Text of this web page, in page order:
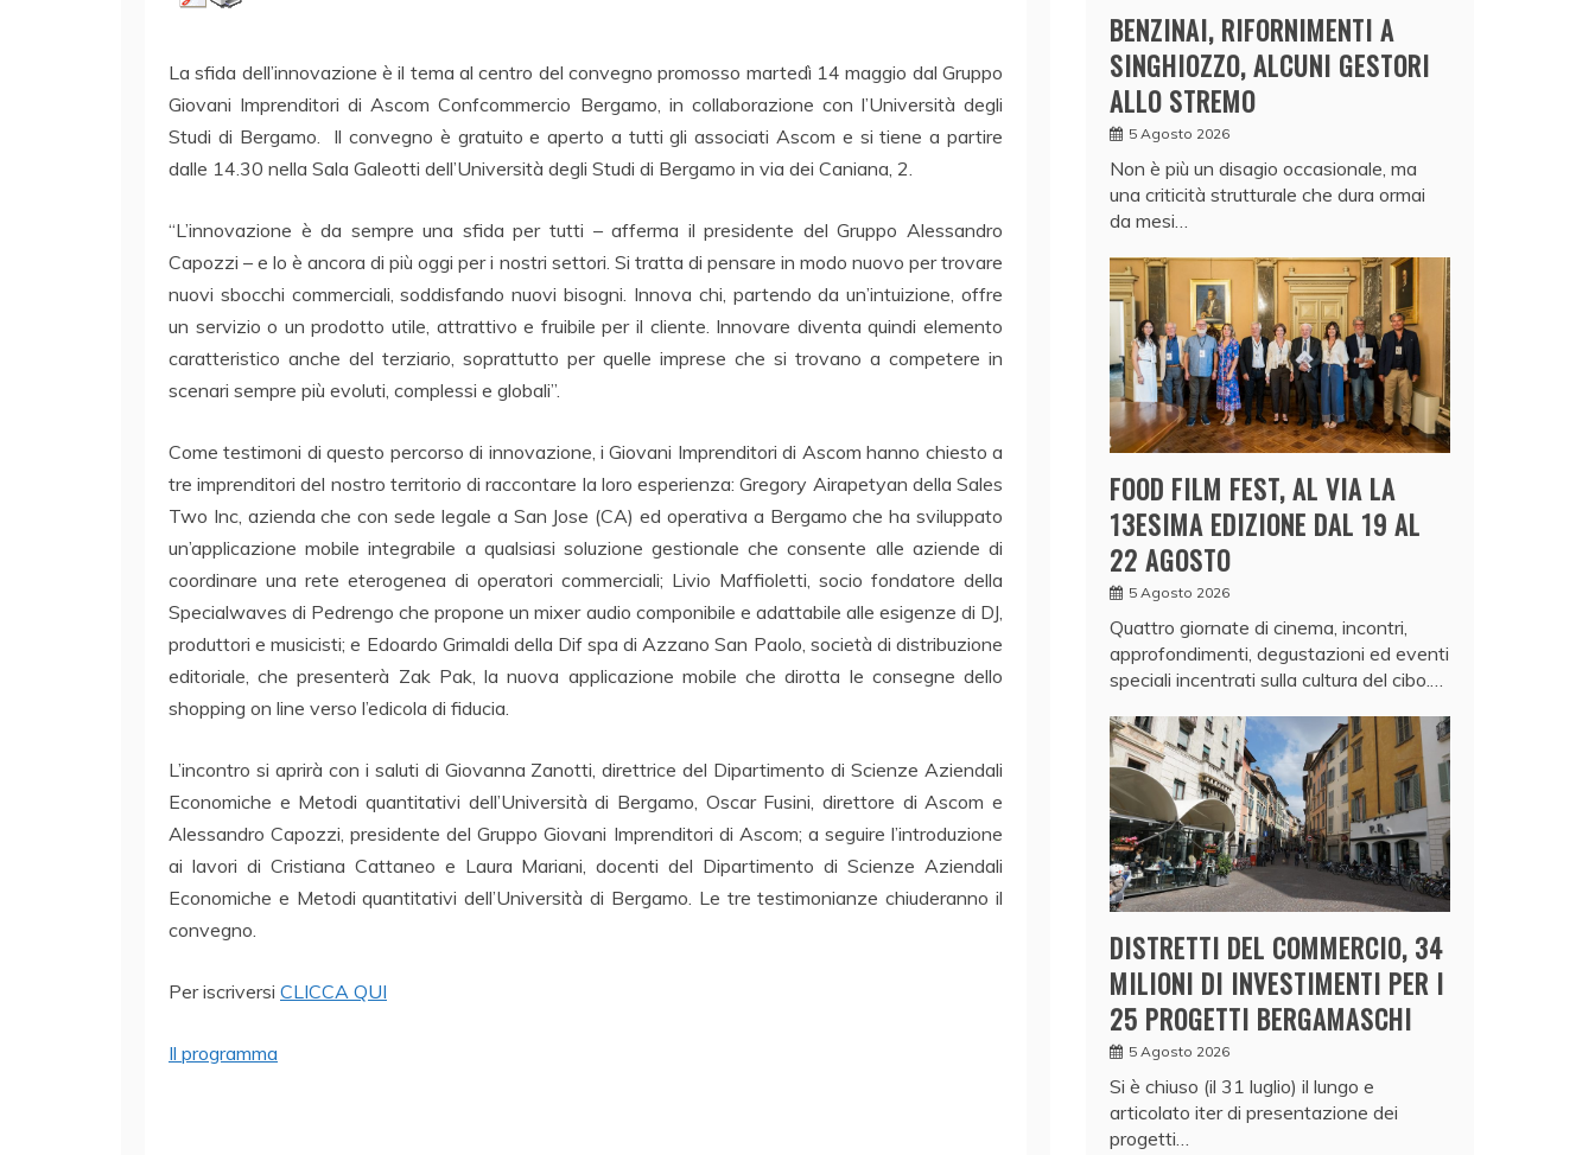
La sfida dell’innovazione è il tema al centro del convegno promosso martedì 14 maggio dal Gruppo
Giovani Imprenditori di Ascom Confcommercio Bergamo, in collaborazione con l’Università degli
Studi di Bergamo. Il convegno è gratuito e aperto a tutti gli associati Ascom e si tiene a partire
dalle 14.30 nella Sala Galeotti dell’Università degli Studi di Bergamo in via dei Caniana, 2.
“L’innovazione è da sempre una sfida per tutti – afferma il presidente del Gruppo Alessandro
Capozzi – e lo è ancora di più oggi per i nostri settori. Si tratta di pensare in modo nuovo per trovare
nuovi sbocchi commerciali, soddisfando nuovi bisogni. Innova chi, partendo da un’intuizione, offre
un servizio o un prodotto utile, attrattivo e fruibile per il cliente. Innovare diventa quindi elemento
caratteristico anche del terziario, soprattutto per quelle imprese che si trovano a competere in
scenari sempre più evoluti, complessi e globali”.
Come testimoni di questo percorso di innovazione, i Giovani Imprenditori di Ascom hanno chiesto a
tre imprenditori del nostro territorio di raccontare la loro esperienza: Gregory Airapetyan della Sales
Two Inc, azienda che con sede legale a San Jose (CA) ed operativa a Bergamo che ha sviluppato
un’applicazione mobile integrabile a qualsiasi soluzione gestionale che consente alle aziende di
coordinare una rete eterogenea di operatori commerciali; Livio Maffioletti, socio fondatore della
Specialwaves di Pedrengo che propone un mixer audio componibile e adattabile alle esigenze di DJ,
produttori e musicisti; e Edoardo Grimaldi della Dif spa di Azzano San Paolo, società di distribuzione
editoriale, che presenterà Zak Pak, la nuova applicazione mobile che dirotta le consegne dello
shopping on line verso l’edicola di fiducia.
L’incontro si aprirà con i saluti di Giovanna Zanotti, direttrice del Dipartimento di Scienze Aziendali
Economiche e Metodi quantitativi dell’Università di Bergamo, Oscar Fusini, direttore di Ascom e
Alessandro Capozzi, presidente del Gruppo Giovani Imprenditori di Ascom; a seguire l’introduzione
ai lavori di Cristiana Cattaneo e Laura Mariani, docenti del Dipartimento di Scienze Aziendali
Economiche e Metodi quantitativi dell’Università di Bergamo. Le tre testimonianze chiuderanno il
convegno.
Per iscriversi CLICCA QUI
Il programma
BENZINAI, RIFORNIMENTI A
SINGHIOZZO, ALCUNI GESTORI
ALLO STREMO
5 Agosto 2026
Non è più un disagio occasionale, ma
una criticità strutturale che dura ormai
da mesi…
FOOD FILM FEST, AL VIA LA
13ESIMA EDIZIONE DAL 19 AL
22 AGOSTO
5 Agosto 2026
Quattro giornate di cinema, incontri,
approfondimenti, degustazioni ed eventi
speciali incentrati sulla cultura del cibo.…
DISTRETTI DEL COMMERCIO, 34
MILIONI DI INVESTIMENTI PER I
25 PROGETTI BERGAMASCHI
5 Agosto 2026
Si è chiuso (il 31 luglio) il lungo e
articolato iter di presentazione dei
progetti…